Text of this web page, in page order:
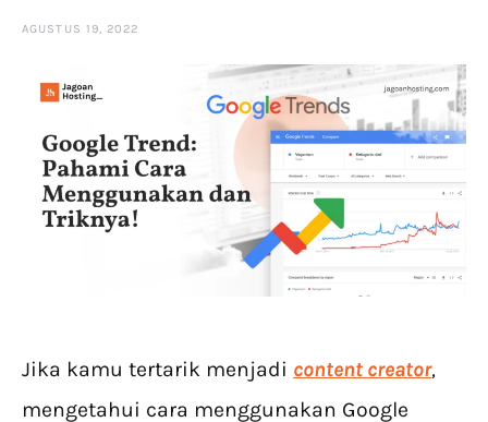
AGUSTUS 19, 2022
Jika kamu tertarik menjadi content creator,
mengetahui cara menggunakan Google